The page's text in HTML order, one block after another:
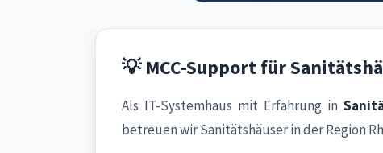
💡 MCC-Support für
Als IT-Systemhaus mit Erfahrung in
betreuen wir Sanitätshäuser in der Region